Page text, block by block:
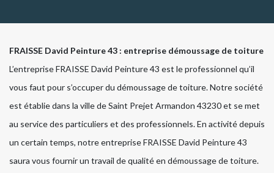
FRAISSE David Peinture 43 : entreprise démoussage de toiture
L’entreprise FRAISSE David Peinture 43 est le professionnel qu’il
vous faut pour s’occuper du démoussage de toiture. Notre société
est établie dans la ville de Saint Prejet Armandon 43230 et se met
au service des particuliers et des professionnels. En activité depuis
un certain temps, notre entreprise FRAISSE David Peinture 43
saura vous fournir un travail de qualité en démoussage de toiture.